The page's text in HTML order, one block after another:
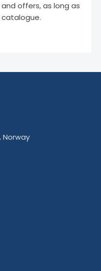
offers, as long as
Norway